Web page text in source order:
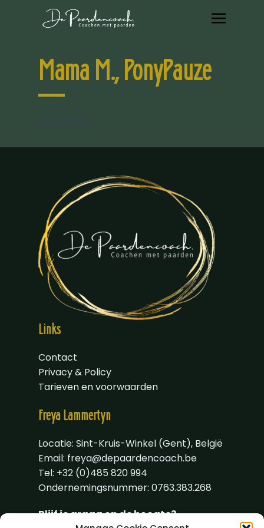
Mama M., PonyPauze
Links
Contact
Privacy & Policy
Tarieven en voorwaarden
Freya Lammertyn
Locatie: Sint-Kruis-Winkel (Gent), België
Email: freya@depaardencoach.be
Tel: +32 (0)485 820 994
Ondernemingsnummer: 0763.383.268
Blijf je graag op de hoogte?